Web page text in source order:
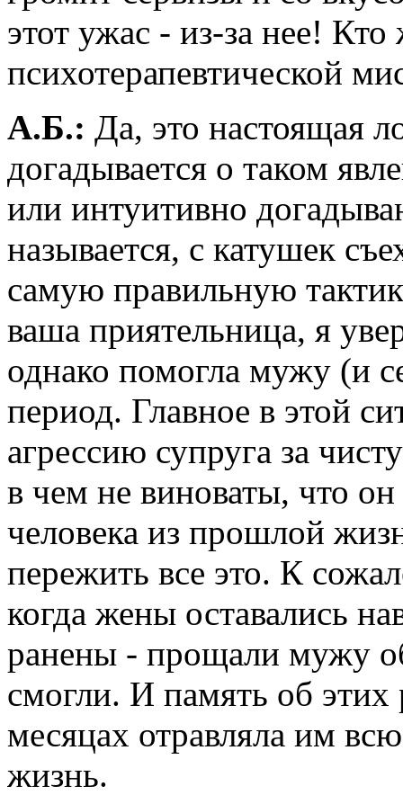
этот ужас - из-за нее!
психотерапевтической
А.Б.: Да, это настоящая
догадывается о таком
или интуитивно
называется, с катушек
самую правильную
ваша приятельница, я
однако помогла мужу (и
период. Главное в этой
агрессию супруга за
в чем не виноваты, что он
человека из прошлой
пережить все это. К
когда жены оставались
ранены - прощали мужу
смогли. И память об
месяцах отравляла им
жизнь.